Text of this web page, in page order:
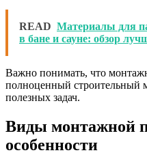
READ Материалы для
в бане и сауне: обзор
Важно понимать, что
полноценный строительный
полезных задач.
Виды монтажной
особенности